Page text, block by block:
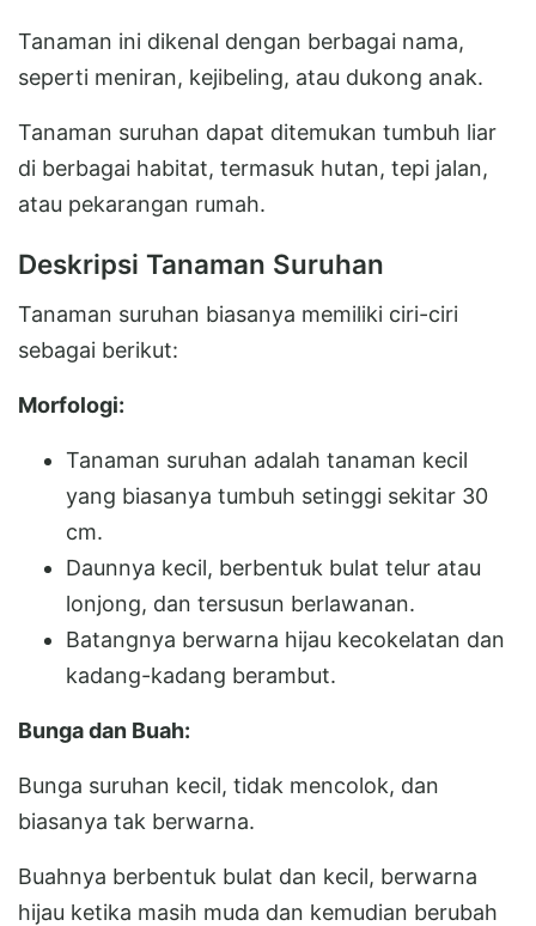
Tanaman ini dikenal dengan berbagai nama,
seperti meniran, kejibeling, atau dukong anak.
Tanaman suruhan dapat ditemukan tumbuh liar
di berbagai habitat, termasuk hutan, tepi jalan,
atau pekarangan rumah.
Deskripsi Tanaman Suruhan
Tanaman suruhan biasanya memiliki ciri-ciri
sebagai berikut:
Morfologi:
Tanaman suruhan adalah tanaman kecil
yang biasanya tumbuh setinggi sekitar 30
cm.
Daunnya kecil, berbentuk bulat telur atau
lonjong, dan tersusun berlawanan.
Batangnya berwarna hijau kecokelatan dan
kadang-kadang berambut.
Bunga dan Buah:
Bunga suruhan kecil, tidak mencolok, dan
biasanya tak berwarna.
Buahnya berbentuk bulat dan kecil, berwarna
hijau ketika masih muda dan kemudian berubah